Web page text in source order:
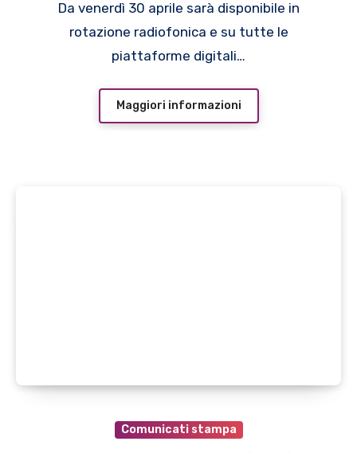
Da venerdì 30 aprile sarà disponibile in
rotazione radiofonica e su tutte le
piattaforme digitali…
Maggiori informazioni
Comunicati stampa